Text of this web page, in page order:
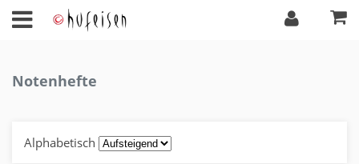
Notenhefte
Alphabetisch